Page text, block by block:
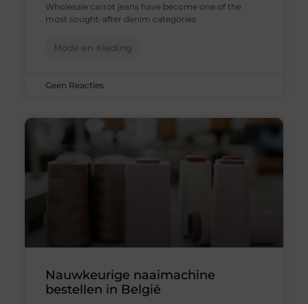
Wholesale carrot jeans have become one of the
most sought-after denim categories
Mode en Kleding
Geen Reacties
Nauwkeurige naaimachine
bestellen in België